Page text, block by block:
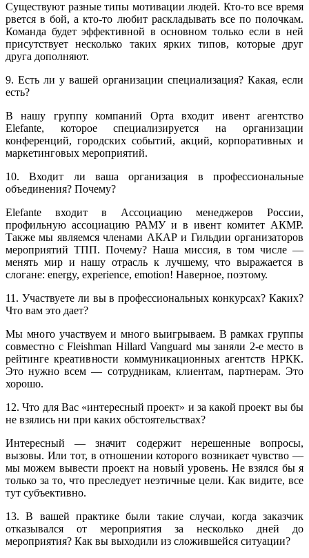
Существуют разные типы мотивации людей. Кто-то все время
рвется в бой, а кто-то любит раскладывать все по полочкам.
Команда будет эффективной в основном только если в ней
присутствует несколько таких ярких типов, которые друг
друга дополняют.
9. Есть ли у вашей организации специализация? Какая, если
есть?
В нашу группу компаний Орта входит ивент агентство
Elefante, которое специализируется на организации
конференций, городских событий, акций, корпоративных и
маркетинговых мероприятий.
10. Входит ли ваша организация в профессиональные
объединения? Почему?
Elefante входит в Ассоциацию менеджеров России,
профильную ассоциацию РАМУ и в ивент комитет АКМР.
Также мы являемся членами АКАР и Гильдии организаторов
мероприятий ТПП. Почему? Наша миссия, в том числе —
менять мир и нашу отрасль к лучшему, что выражается в
слогане: energy, experience, emotion! Наверное, поэтому.
11. Участвуете ли вы в профессиональных конкурсах? Каких?
Что вам это дает?
Мы много участвуем и много выигрываем. В рамках группы
совместно с Fleishman Hillard Vanguard мы заняли 2-е место в
рейтинге креативности коммуникационных агентств НРКК.
Это нужно всем — сотрудникам, клиентам, партнерам. Это
хорошо.
12. Что для Вас «интересный проект» и за какой проект вы бы
не взялись ни при каких обстоятельствах?
Интересный — значит содержит нерешенные вопросы,
вызовы. Или тот, в отношении которого возникает чувство —
мы можем вывести проект на новый уровень. Не взялся бы я
только за то, что преследует неэтичные цели. Как видите, все
тут субъективно.
13. В вашей практике были такие случаи, когда заказчик
отказывался от мероприятия за несколько дней до
мероприятия? Как вы выходили из сложившейся ситуации?